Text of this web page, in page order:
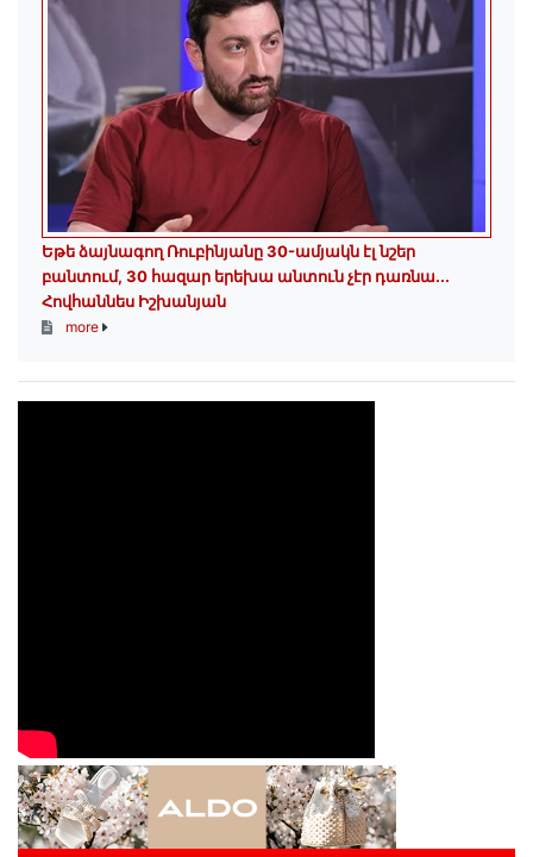
Եթե ձայնագող Ռուբինյանը 30-ամյակն էլ նշեր
բանտում, 30 հազար երեխա անտուն չէր դառնա․․․
Հովհաննես Իշխանյան
more